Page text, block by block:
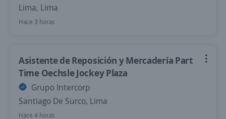
Lima, Lima
Hace 3 horas
Asistente de Reposición y Mercadería Part
Time Oechsle Jockey Plaza
Grupo Intercorp
Santiago De Surco, Lima
Hace 4 horas